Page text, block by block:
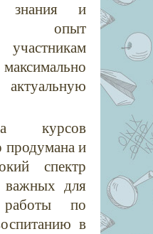
знания и
опыт
курсов
продумана и
спектр
важных для
работы по
в